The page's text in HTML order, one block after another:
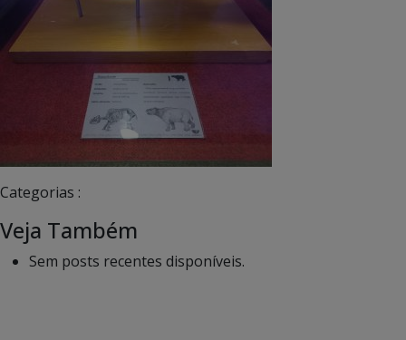
Categorias :
Veja Também
Sem posts recentes disponíveis.